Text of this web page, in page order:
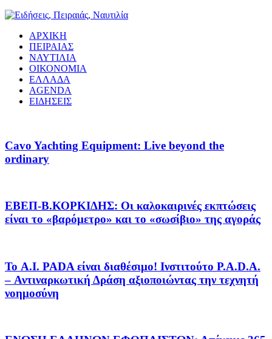
ΑΡΧΙΚΗ
ΠΕΙΡΑΙΑΣ
ΝΑΥΤΙΛΙΑ
ΟΙΚΟΝΟΜΙΑ
ΕΛΛΑΔΑ
AGENDA
ΕΙΔΗΣΕΙΣ
Cavo Yachting Equipment: Live beyond the
ordinary
EΒΕΠ-Β.ΚΟΡΚΙΔΗΣ: Οι καλοκαιρινές εκπτώσεις
είναι το «βαρόμετρο» και το «σωσίβιο» της αγοράς
Το A.I. PADA είναι διαθέσιμο! Ινστιτούτο P.A.D.A.
– Αντιναρκωτική Δράση αξιοποιώντας την τεχνητή
νοημοσύνη